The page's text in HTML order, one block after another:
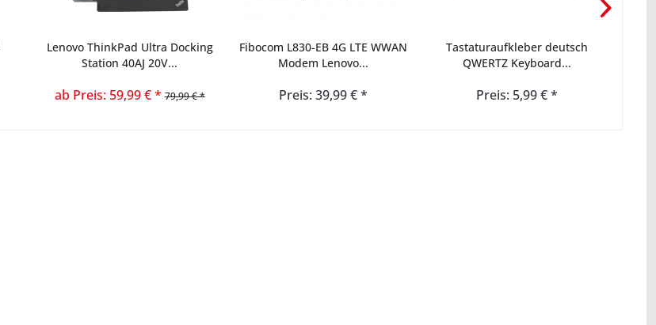
Lenovo ThinkPad Ultra Docking
Station 40AJ 20V...
ab Preis: 59,99 € * 79,99 € *
Fibocom L830-EB 4G LTE WWAN
Modem Lenovo...
Preis: 39,99 € *
Tastaturaufkleber deutsch
QWERTZ Keyboard...
Preis: 5,99 € *